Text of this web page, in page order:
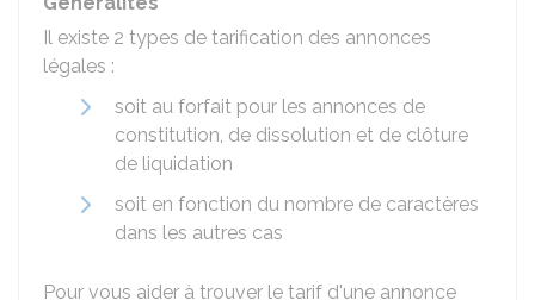
Il existe 2 types de tarification des annonces
légales :
soit au forfait pour les annonces de
constitution, de dissolution et de clôture
de liquidation
soit en fonction du nombre de caractères
dans les autres cas
Pour vous aider à trouver le tarif d'une annonce